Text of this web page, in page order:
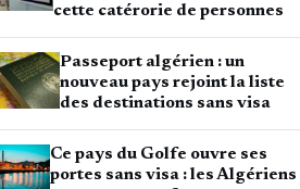
cette catérorie de personnes
Passeport algérien : un
nouveau pays rejoint la liste
des destinations sans visa
Ce pays du Golfe ouvre ses
portes sans visa : les Algériens